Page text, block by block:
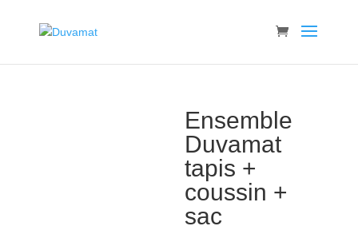
Ensemble
Duvamat
tapis +
coussin +
sac